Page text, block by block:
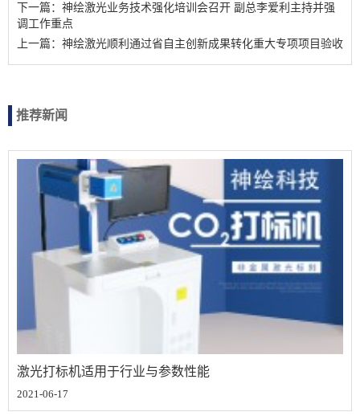
下一篇：神绘激光业务技术强化培训会召开 副总李爱利主持并强
调工作重点
上一篇：神绘激光顺利通过省自主创新成果转化重大专项项目验收
推荐新闻
激光打标机适用于行业与参数性能
2021-06-17